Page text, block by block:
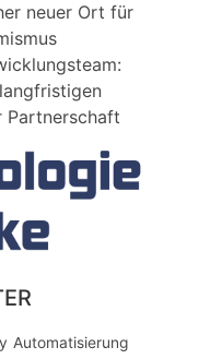
neuer Ort für
Partnerschaft
Automatisierung